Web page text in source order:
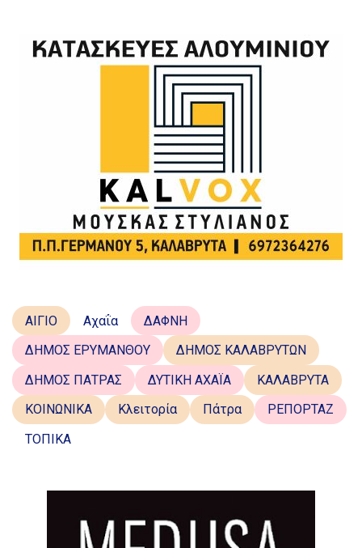
ΑΙΓΙΟ Αχαΐα
ΔΑΦΝΗ
ΔΗΜΟΣ ΕΡΥΜΑΝΘΟΥ
ΔΗΜΟΣ ΚΑΛΑΒΡΥΤΩΝ
ΔΗΜΟΣ ΠΑΤΡΑΣ
ΔΥΤΙΚΗ ΑΧΑΪΑ
ΚΑΛΑΒΡΥΤΑ
ΚΟΙΝΩΝΙΚΑ
Κλειτορία Πάτρα
ΡΕΠΟΡΤΑΖ
ΤΟΠΙΚΑ